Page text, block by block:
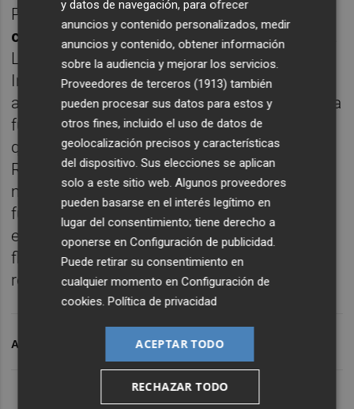
Por otro lado,Diaphanum apuesta por la
compra de libras a niveles de 0,9 euro/libra
Las medidas de estímulo del Banco de
Inglaterra, unido a los recientes datos de
actividad de Reino Unido, han provocado una
fuerte depreciación de la libra frente al euro,
que genera una oportunidad de entrada
Respecto al resto de divisas, los
movimientos se están produciendo en
función de la intensidad de los estímulos
económicos anunciados, con una escasa
fluctuación en las tradicionales monedas
refugio: el yen y el franco suizo.
ARCHIVADO EN ACTIVOS CORONAVIRUS
y datos de navegación, para ofrecer
anuncios y contenido personalizados, medir
anuncios y contenido, obtener información
sobre la audiencia y mejorar los servicios.
Proveedores de terceros (1913) también
pueden procesar sus datos para estos y
otros fines, incluido el uso de datos de
geolocalización precisos y características
del dispositivo. Sus elecciones se aplican
solo a este sitio web. Algunos proveedores
pueden basarse en el interés legítimo en
lugar del consentimiento; tiene derecho a
oponerse enConfiguración de publicidad.
Puede retirar su consentimiento en
cualquier momento enConfiguración de
cookies.Política de privacidad
ACEPTAR TODO
RECHAZAR TODO